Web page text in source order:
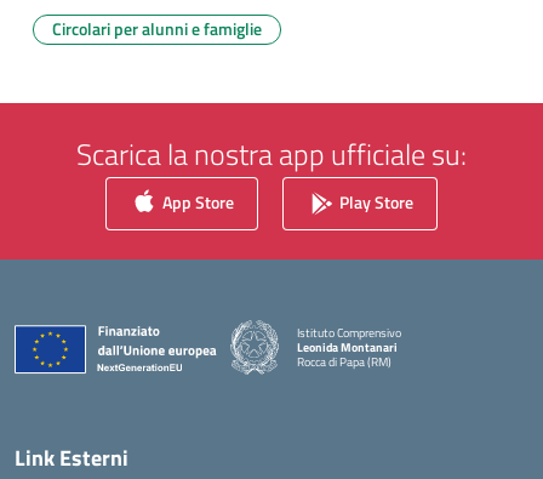
Circolari per alunni e famiglie
Scarica la nostra app ufficiale su:
App Store Play Store
Istituto Comprensivo
Leonida Montanari
Rocca di Papa (RM)
— Visita la pagina iniziale della scuola
Link Esterni